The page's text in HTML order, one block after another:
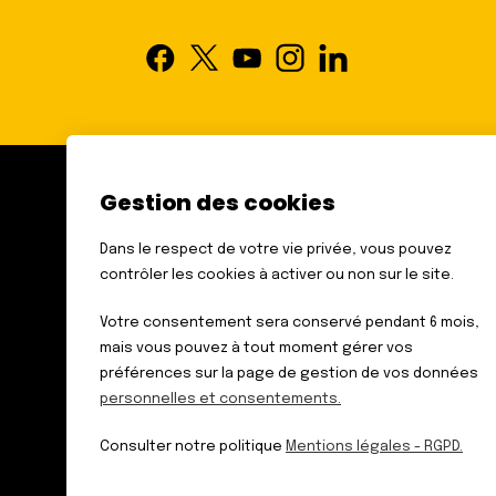
FÉDÉRATION DES AVEUGLES
6 RUE GAGER GABILLOT
75015 PARIS
Données personnelles
Mentions légales – RGPD
Gestion des cookies
Dans le respect de votre vie privée, vous pouvez
contrôler les cookies à activer ou non sur le site.
Votre consentement sera conservé pendant 6 mois,
mais vous pouvez à tout moment gérer vos
préférences sur la page de gestion de vos données
personnelles et consentements.
Consulter notre politique Mentions légales - RGPD.